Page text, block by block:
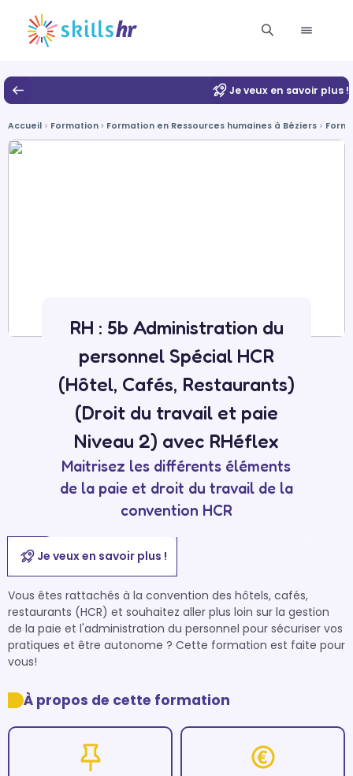
Je veux en savoir plus !
Accueil Formation Formation en Ressources humaines à Béziers
RH : 5b Administration du
personnel Spécial HCR
(Hôtel, Cafés, Restaurants)
(Droit du travail et paie
Niveau 2) avec RHéflex
Maitrisez les différents éléments
de la paie et droit du travail de la
convention HCR
Je veux en savoir plus !
Vous êtes rattachés à la convention des hôtels, cafés,
restaurants (HCR) et souhaitez aller plus loin sur la gestion
de la paie et l'administration du personnel pour sécuriser vos
pratiques et être autonome ? Cette formation est faite pour
À propos de cette formation